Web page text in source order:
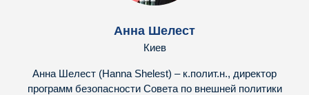
Анна Шелест
Киев
Анна Шелест (Hanna Shelest) – к.полит.н., директор
программ безопасности Совета по внешней политики